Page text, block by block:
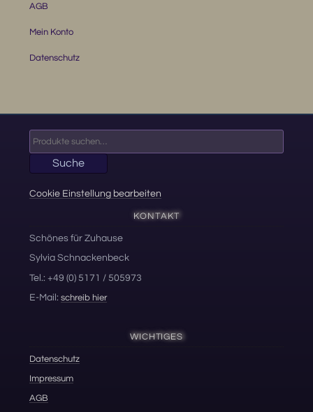
AGB
Mein Konto
Datenschutz
nach:
Suche
Cookie Einstellung bearbeiten
KONTAKT
Schönes für Zuhause
Sylvia Schnackenbeck
Tel.: +49 (0) 5171 / 505973
E-Mail:schreib hier
WICHTIGES
Datenschutz
Impressum
AGB